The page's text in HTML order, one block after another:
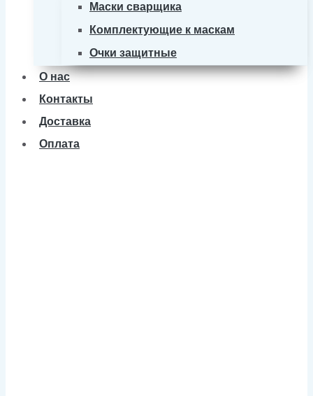
Маски сварщика
Комплектующие к маскам
Очки защитные
О нас
Контакты
Доставка
Оплата